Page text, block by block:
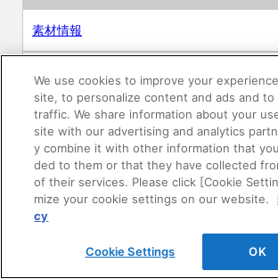
素材情報
建材製品情報 総合TOP
住宅向け
公共・商業施設向け
リフォーム
エンジニアリング情報
We use cookies to improve your
site, to personalize content and ads and to
traffic. We share information about your
site with our advertising and analytics
y combine it with other information that
ded to them or that they have collected
of their services. Please click [Cookie
mize your cookie settings on our website.
cy
Cookie Settings OK